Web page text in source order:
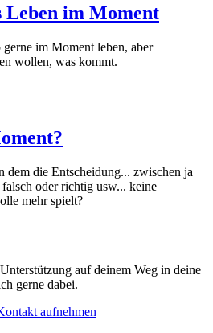
Leben im Moment
im Moment leben, aber
wollen, was kommt.
die Entscheidung... zwischen ja
oder richtig usw... keine
mehr spielt?
auf deinem Weg in deine
gerne dabei.
aufnehmen